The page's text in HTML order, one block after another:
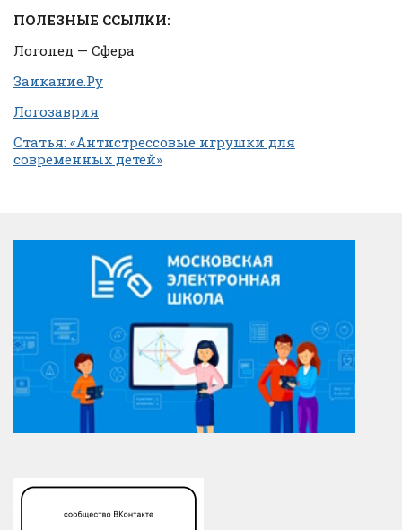
ПОЛЕЗНЫЕ ССЫЛКИ:
Логопед — Сфера
Заикание.Ру
Логозаврия
Статья: «Антистрессовые игрушки для
современных детей»